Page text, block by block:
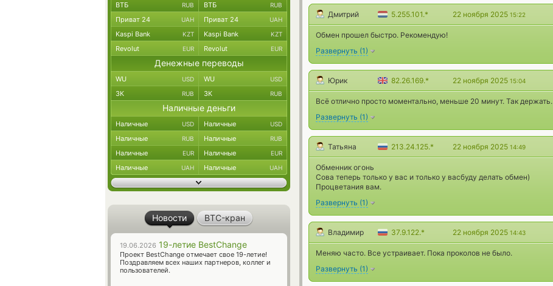
Дмитрий 5.255.101.* 22 ноября 2025 15:22
Обмен прошел быстро. Рекомендую!
Развернуть (1)
Юрик 82.26.169.* 22 ноября 2025 15:04
Всё отлично просто моментально, меньше 20 минут. Так держать.
Развернуть (1)
Татьяна 213.24.125.* 22 ноября 2025 14:49
Обменник огонь
Сова теперь только у вас и только у васбуду делать обмен)
Процветания вам.
Развернуть (1)
Владимир 37.9.122.* 22 ноября 2025 14:43
Меняю часто. Все устраивает. Пока проколов не было.
Развернуть (1)
ВТБ RUB ВТБ RUB
Приват 24 UAH Приват 24 UAH
Kaspi Bank KZT Kaspi Bank KZT
Revolut EUR Revolut EUR
Денежные переводы
WU USD WU USD
ЗК RUB ЗК RUB
Наличные деньги
Наличные USD Наличные USD
Наличные RUB Наличные RUB
Наличные EUR Наличные EUR
Наличные UAH Наличные UAH
Новости BTC-кран
19.06.2026 19-летие BestChange
Проект BestChange отмечает свое 19-летие!
Поздравляем всех наших партнеров, коллег и
пользователей.